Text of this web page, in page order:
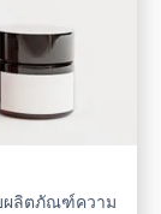
ผลิตภัณฑ์ความ